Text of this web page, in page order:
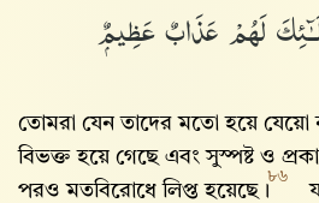
لَهُمْ عَذَابٌ عَظِيمٌۭ
তোমরা যেন তাদের মতো হয়ে যেয়ো
বিভক্ত হয়ে গেছে এবং সুস্পষ্ট ও
পরও মতবিরোধে লিপ্ত হয়েছে।
৮৬